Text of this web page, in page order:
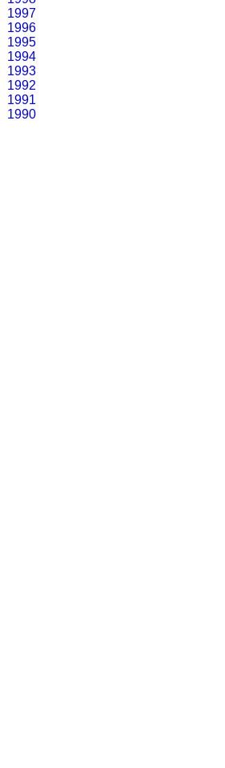
1997
1996
1995
1994
1993
1992
1991
1990